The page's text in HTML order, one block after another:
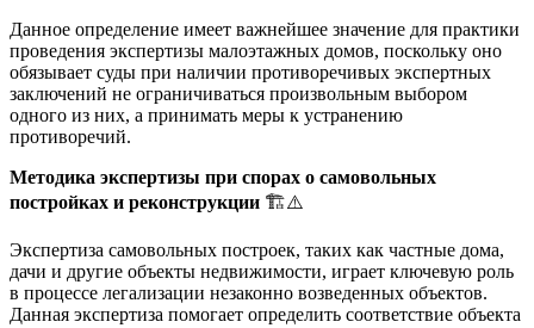
Данное определение имеет важнейшее значение для практики
проведения экспертизы малоэтажных домов, поскольку оно
обязывает суды при наличии противоречивых экспертных
заключений не ограничиваться произвольным выбором
одного из них, а принимать меры к устранению
противоречий.
Методика экспертизы при спорах о самовольных
постройках и реконструкции 🏗️⚠️
Экспертиза самовольных построек, таких как частные дома,
дачи и другие объекты недвижимости, играет ключевую роль
в процессе легализации незаконно возведенных объектов.
Данная экспертиза помогает определить соответствие объекта